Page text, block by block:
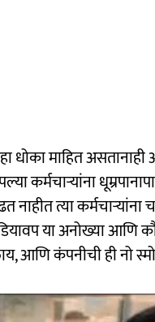
धोका माहित
कर्मचाऱ्यांना
त्या कर्मचाऱ्यांना
या अनोख्या आणि
आणि कंपनीची ही नो